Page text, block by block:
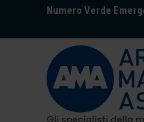
Numero Verde